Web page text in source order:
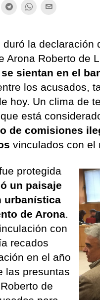
la declaración
Arona Roberto de
sientan en el
los acusados,
hoy. Un clima de
está
de comisiones
vinculados con el
protegida
un paisaje
urbanística
de Arona.
con
recados
en el año
las presuntas
de